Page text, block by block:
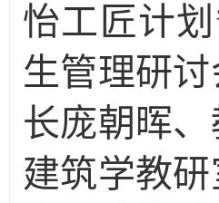
怡工匠计
生管理研
长庞朝晖
建筑学教